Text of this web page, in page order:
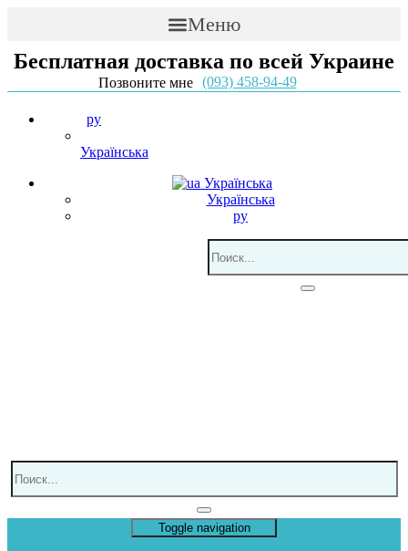
Меню
Бесплатная доставка по всей Украине
Позвоните мне (093) 458-94-49
ру
Українська
Українська
Українська
ру
Toggle navigation